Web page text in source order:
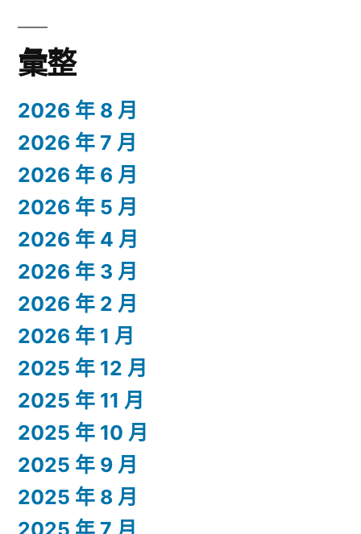
彙整
2026 年 8 月
2026 年 7 月
2026 年 6 月
2026 年 5 月
2026 年 4 月
2026 年 3 月
2026 年 2 月
2026 年 1 月
2025 年 12 月
2025 年 11 月
2025 年 10 月
2025 年 9 月
2025 年 8 月